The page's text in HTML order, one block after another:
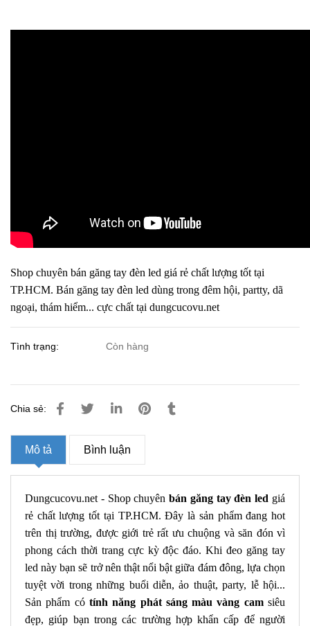
Shop chuyên bán găng tay đèn led giá rẻ chất lượng tốt tại
TP.HCM. Bán găng tay đèn led dùng trong đêm hội, partty, dã
ngoại, thám hiểm... cực chất tại dungcucovu.net
Tình trạng: Còn hàng
Chia sẻ:
Mô tả Bình luận
Dungcucovu.net - Shop chuyênbán găng tay đèn led giá
rẻ chất lượng tốt tại TP.HCM. Đây là sản phẩm đang hot
trên thị trường, được giới trẻ rất ưu chuộng và săn đón vì
phong cách thời trang cực kỳ độc đáo. Khi đeo găng tay
led này bạn sẽ trở nên thật nổi bật giữa đám đông, lựa chọn
tuyệt vời trong những buổi diễn, ảo thuật, party, lễ hội...
Sản phẩm cótính năng phát sáng màu vàng camsiêu
đẹp, giúp bạn trong các trường hợp khẩn cấp để người